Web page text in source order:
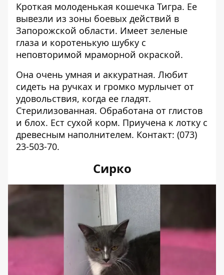
Кроткая молоденькая кошечка Тигра. Ее
вывезли из зоны боевых действий в
Запорожской области. Имеет зеленые
глаза и коротенькую шубку с
неповторимой мраморной окраской.
Она очень умная и аккуратная. Любит
сидеть на ручках и громко мурлычет от
удовольствия, когда ее гладят.
Стерилизованная. Обработана от глистов
и блох. Ест сухой корм. Приучена к лотку с
древесным наполнителем. Контакт: (073)
23-503-70.
Сирко